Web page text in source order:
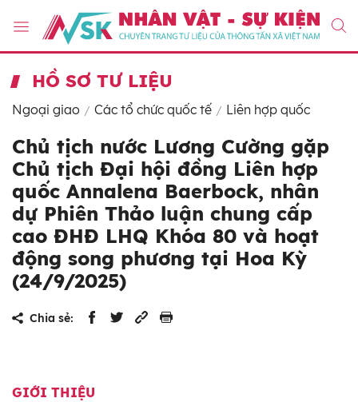
HỒ SƠ TƯ LIỆU
Ngoại giao Các tổ chức quốc tế Liên hợp quốc
Chủ tịch nước Lương Cường gặp
Chủ tịch Đại hội đồng Liên hợp
quốc Annalena Baerbock, nhân
dự Phiên Thảo luận chung cấp
cao ĐHĐ LHQ Khóa 80 và hoạt
động song phương tại Hoa Kỳ
(24/9/2025)
Chia sẻ:
GIỚI THIỆU